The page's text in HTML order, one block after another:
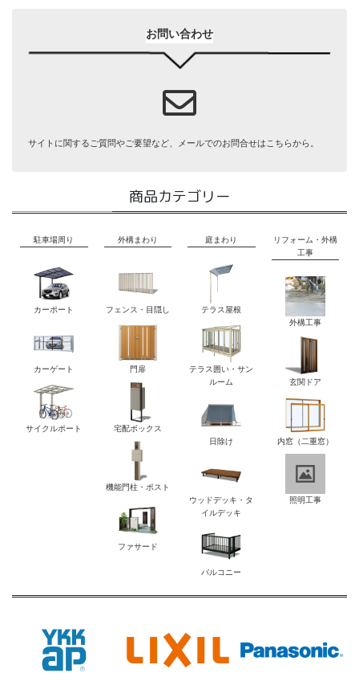
お問い合わせ
サイトに関するご質問やご要望など、メールでのお問合せはこちらから。
商品カテゴリー
駐車場周り
カーポート
カーゲート
サイクルポート
外構まわり
フェンス・目隠し
門扉
宅配ボックス
機能門柱・ポスト
ファサード
庭まわり
テラス屋根
テラス囲い・サン
ルーム
日除け
ウッドデッキ・タ
イルデッキ
バルコニー
リフォーム・外構
工事
外構工事
玄関ドア
内窓（二重窓）
照明工事